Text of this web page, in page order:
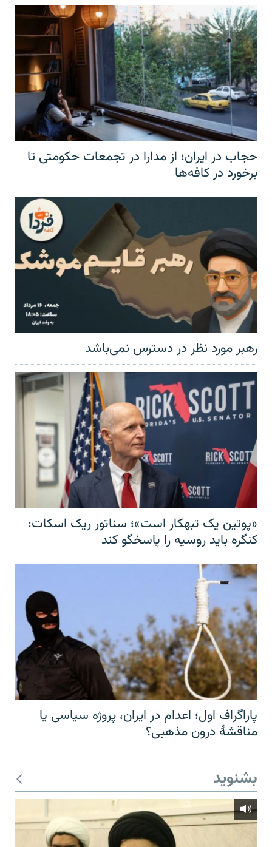
حجاب در ایران؛ از مدارا در تجمعات حکومتی تا
برخورد در کافه‌ها
رهبر مورد نظر در دسترس نمی‌باشد
«پوتین یک تبهکار است»؛ سناتور ریک اسکات:
کنگره باید روسیه را پاسخگو کند
پاراگراف اول؛ اعدام در ایران، پروژه سیاسی یا
مناقشهٔ درون مذهبی؟
بشنوید